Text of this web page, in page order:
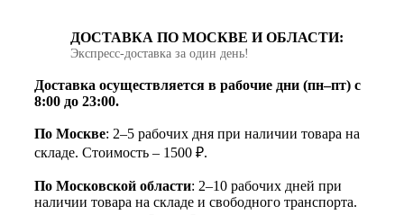
ДОСТАВКА ПО МОСКВЕ И ОБЛАСТИ:
Экспресс‑доставка за один день!
Доставка осуществляется в рабочие дни (пн–пт) с
8:00 до 23:00.
По Москве: 2–5 рабочих дня при наличии товара на
складе. Стоимость – 1500 ₽.
По Московской области: 2–10 рабочих дней при
наличии товара на складе и свободного транспорта.